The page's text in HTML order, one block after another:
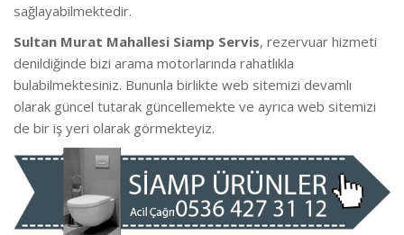
sağlayabilmektedir.
Sultan Murat Mahallesi Siamp Servis, rezervuar hizmeti
denildiğinde bizi arama motorlarında rahatlıkla
bulabilmektesiniz. Bununla birlikte web sitemizi devamlı
olarak güncel tutarak güncellemekte ve ayrıca web sitemizi
de bir iş yeri olarak görmekteyiz.